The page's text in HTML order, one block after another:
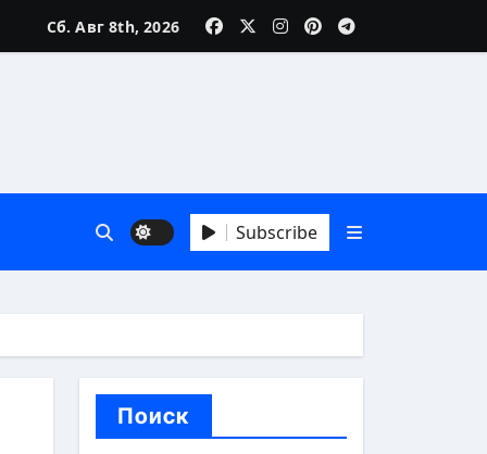
Сб. Авг 8th, 2026
Subscribe
Поиск